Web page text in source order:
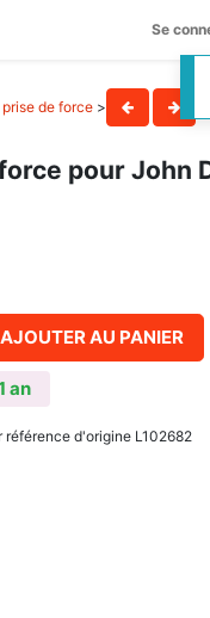
Se
de force >
pour John
AJOUTER AU PANIER
an
référence d'origine L102682